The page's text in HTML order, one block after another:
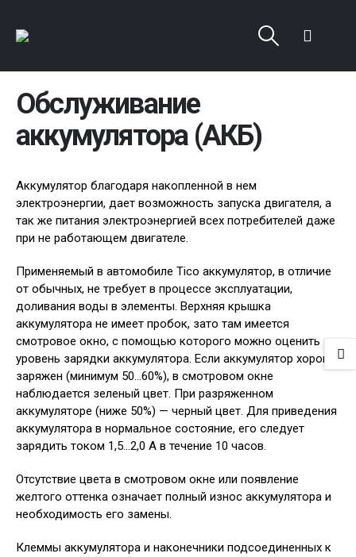
Обслуживание
аккумулятора (АКБ)
Аккумулятор благодаря накопленной в нем
электроэнергии, дает возможность запуска двигателя, а
так же питания электроэнергией всех потребителей даже
при не работающем двигателе.
Применяемый в автомобиле Tico аккумулятор, в отличие
от обычных, не требует в процессе эксплуатации,
доливания воды в элементы. Верхняя крышка
аккумулятора не имеет пробок, зато там имеется
смотровое окно, с помощью которого можно оценить
уровень зарядки аккумулятора. Если аккумулятор хорошо
заряжен (минимум 50…60%), в смотровом окне
наблюдается зеленый цвет. При разряженном
аккумуляторе (ниже 50%) — черный цвет. Для приведения
аккумулятора в нормальное состояние, его следует
зарядить током 1,5…2,0 А в течение 10 часов.
Отсутствие цвета в смотровом окне или появление
желтого оттенка означает полный износ аккумулятора и
необходимость его замены.
Клеммы аккумулятора и наконечники подсоединенных к